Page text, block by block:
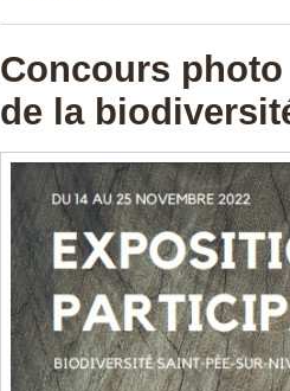
Concours
de la